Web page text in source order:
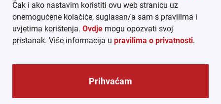
ARHIVA (PDF)
Čak i ako nastavim koristiti ovu web stranicu uz
onemogućene kolačiće, suglasan/a sam s pravilima i
uvjetima korištenja. Ovdje mogu opozvati svoj
pristanak. Više informacija u pravilima o privatnosti.
Prihvaćam